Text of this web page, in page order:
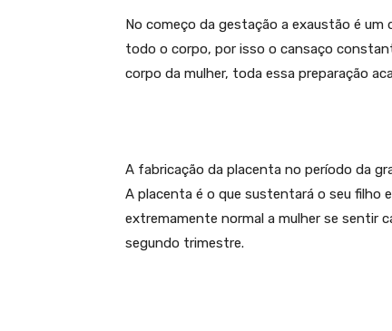
No começo da gestação a exaustão é
todo o corpo, por isso o cansaço
corpo da mulher, toda essa preparação
A fabricação da placenta no período da
A placenta é o que sustentará o seu filho
extremamente normal a mulher se sentir
segundo trimestre.